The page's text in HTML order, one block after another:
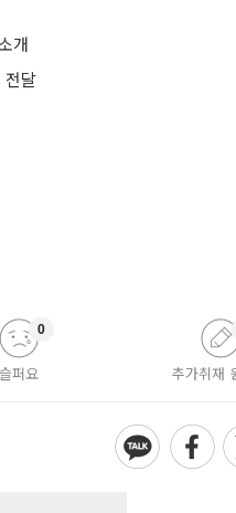
개
전달
슬퍼요
0
추가취재